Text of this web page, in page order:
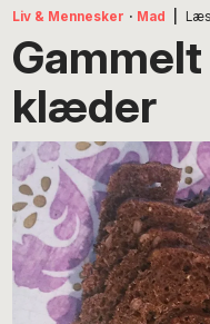
Liv & Mennesker · Mad
klæder